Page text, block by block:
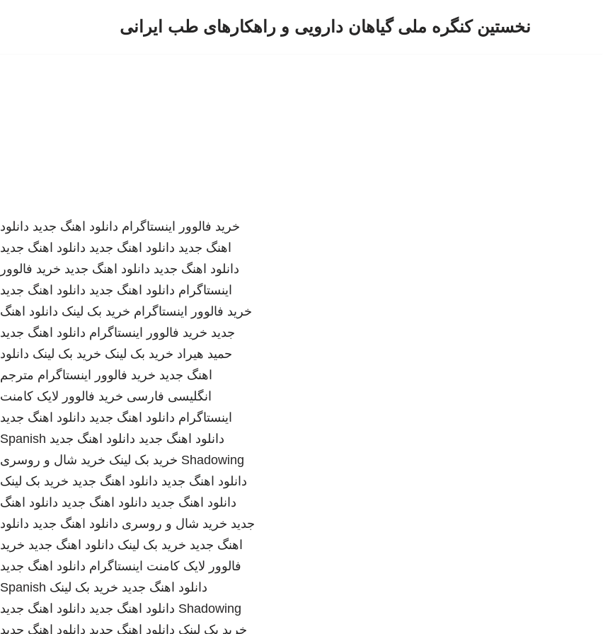
نخستین کنگره ملی گیاهان دارویی و راهکارهای طب ایرانی
خرید فالوور اینستاگرام دانلود اهنگ جدید دانلود
اهنگ جدید دانلود اهنگ جدید دانلود اهنگ جدید
دانلود اهنگ جدید دانلود اهنگ جدید خرید فالوور
اینستاگرام دانلود اهنگ جدید دانلود اهنگ جدید
خرید فالوور اینستاگرام خرید بک لینک دانلود اهنگ
جدید خرید فالوور اینستاگرام دانلود اهنگ جدید
حمید هیراد خرید بک لینک خرید بک لینک دانلود
اهنگ جدید خرید فالوور اینستاگرام مترجم
انگلیسی فارسی خرید فالوور لایک کامنت
اینستاگرام دانلود اهنگ جدید دانلود اهنگ جدید
دانلود اهنگ جدید دانلود اهنگ جدید Spanish
Shadowing خرید بک لینک خرید شال و روسری
دانلود اهنگ جدید دانلود اهنگ جدید خرید بک لینک
دانلود اهنگ جدید دانلود اهنگ جدید دانلود اهنگ
جدید خرید شال و روسری دانلود اهنگ جدید دانلود
اهنگ جدید خرید بک لینک دانلود اهنگ جدید خرید
فالوور لایک کامنت اینستاگرام دانلود اهنگ جدید
دانلود اهنگ جدید خرید بک لینک Spanish
Shadowing دانلود اهنگ جدید دانلود اهنگ جدید
خرید بک لینک دانلود اهنگ جدید دانلود اهنگ جدید